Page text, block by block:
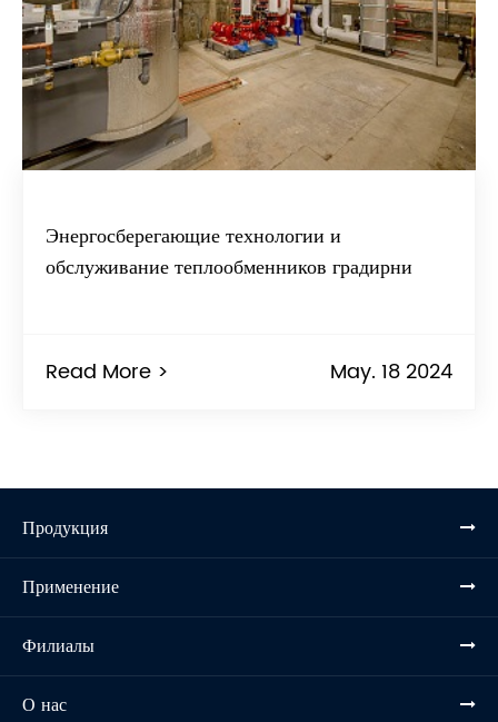
Энергосберегающие технологии и
обслуживание теплообменников градирни
Read More > May. 18 2024
Продукция
Применение
Филиалы
О нас